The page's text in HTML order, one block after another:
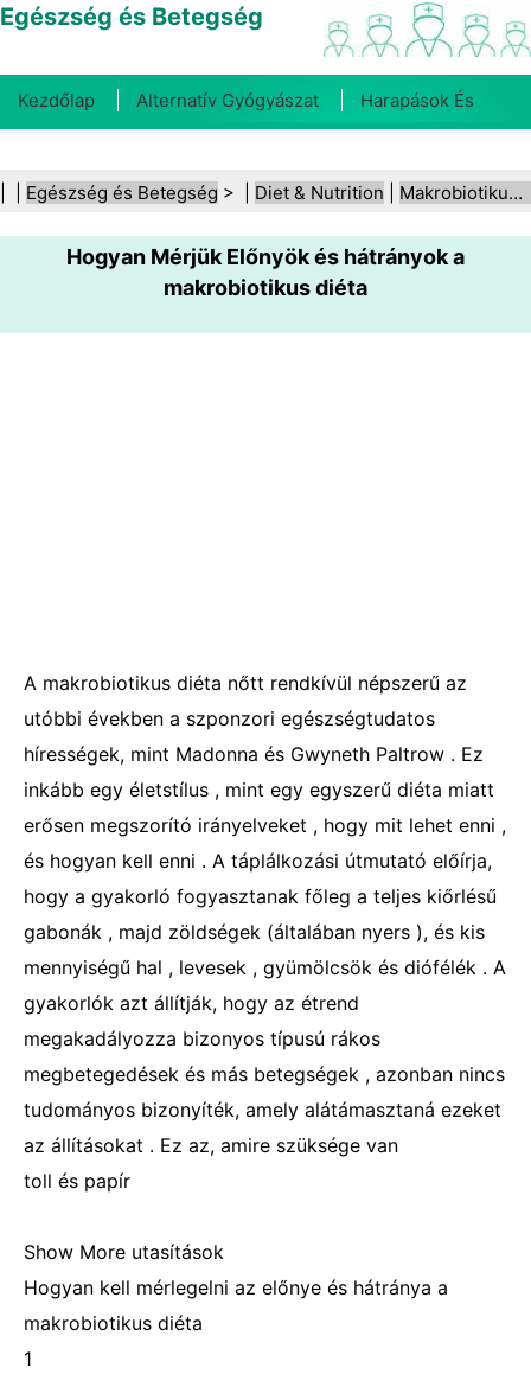
Egészség és Betegség
Kezdőlap Alternatív Gyógyászat Harapások És
Fogegészség Diéta És Táplálkozás Családi
Egészség Egészségügyi Ágazat Mentális Egészség
Egészség és Betegség > | Diet & Nutrition Makrobiotikus étrend
Hogyan Mérjük Előnyök és hátrányok a
makrobiotikus diéta
A makrobiotikus diéta nőtt rendkívül népszerű az
utóbbi években a szponzori egészségtudatos
hírességek, mint Madonna és Gwyneth Paltrow . Ez
inkább egy életstílus , mint egy egyszerű diéta miatt
erősen megszorító irányelveket , hogy mit lehet enni ,
és hogyan kell enni . A táplálkozási útmutató előírja,
hogy a gyakorló fogyasztanak főleg a teljes kiőrlésű
gabonák , majd zöldségek (általában nyers ), és kis
mennyiségű hal , levesek , gyümölcsök és diófélék . A
gyakorlók azt állítják, hogy az étrend
megakadályozza bizonyos típusú rákos
megbetegedések és más betegségek , azonban nincs
tudományos bizonyíték, amely alátámasztaná ezeket
az állításokat . Ez az, amire szüksége van
toll és papír
Show More utasítások
Hogyan kell mérlegelni az előnye és hátránya a
makrobiotikus diéta
1